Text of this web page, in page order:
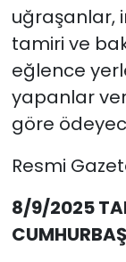
uğraşanlar,
tamiri ve
eğlence
yapanlar
göre
Resmi
8/9/2025